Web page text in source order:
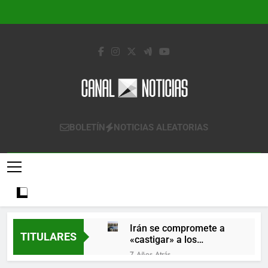
Canal Noticias
Canal Noticias
BOLETÍN NOTICIAS ALEATORIAS
TITULARES
Irán se compromete a
«castigar» a los
responsables de
derribar un avión
7 Años Atrás